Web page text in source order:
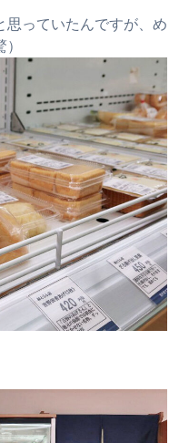
思っていたんですが、め